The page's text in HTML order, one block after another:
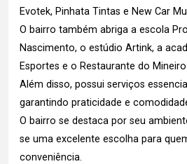
Evotek, Pinhata Tintas e New Car
O bairro também abriga a escola
Nascimento, o estúdio Artink, a
Esportes e o Restaurante do Mineiro.
Além disso, possui serviços
garantindo praticidade e
O bairro se destaca por seu
se uma excelente escolha para
conveniência.